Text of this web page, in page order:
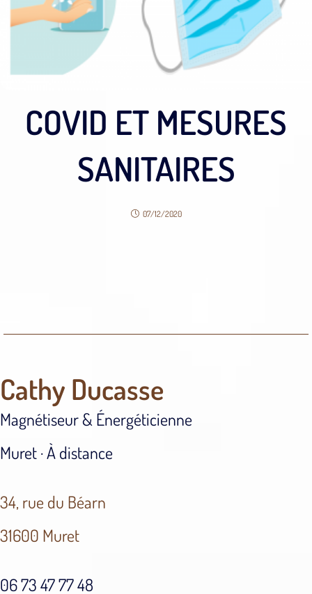
COVID ET MESURES
SANITAIRES
07/12/2020
Cathy Ducasse
Magnétiseur & Énergéticienne
Muret · À distance
34, rue du Béarn
31600 Muret
06 73 47 77 48